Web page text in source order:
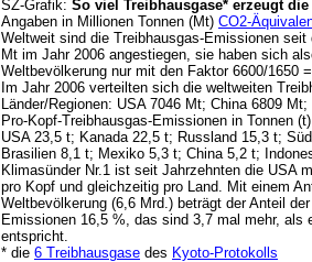
SZ-Grafik: So viel Treibhausgase* erzeugt die
Angaben in Millionen Tonnen (Mt) CO2-
Weltweit sind die Treibhausgas-Emissionen
Mt im Jahr 2006 angestiegen, sie haben sich
Weltbevölkerung nur mit den Faktor 6600/1650
Im Jahr 2006 verteilten sich die weltweiten
Länder/Regionen: USA 7046 Mt; China 6809
Pro-Kopf-Treibhausgas-Emissionen in Tonnen (t)
USA 23,5 t; Kanada 22,5 t; Russland 15,3 t;
Brasilien 8,1 t; Mexiko 5,3 t; China 5,2 t;
Klimasünder Nr.1 ist seit Jahrzehnten die USA
pro Kopf und gleichzeitig pro Land. Mit einem
Weltbevölkerung (6,6 Mrd.) beträgt der Anteil
Emissionen 16,5 %, das sind 3,7 mal mehr, als
entspricht.
* die 6 Treibhausgase des Kyoto-Protokolls